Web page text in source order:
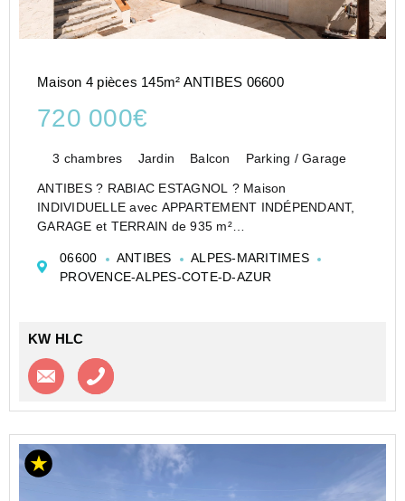
Maison 4 pièces 145m² ANTIBES 06600
720 000€
3 chambres Jardin Balcon Parking / Garage
ANTIBES ? RABIAC ESTAGNOL ? Maison
INDIVIDUELLE avec APPARTEMENT INDÉPENDANT,
GARAGE et TERRAIN de 935 m²
découvrez cette maison INDIVIDUELLE développant
une surface totale d'environ 190,75 m², offrant une ...
06600 ANTIBES
ALPES-MARITIMES
PROVENCE-ALPES-COTE-D-AZUR
KW HLC
Contacter l'agence